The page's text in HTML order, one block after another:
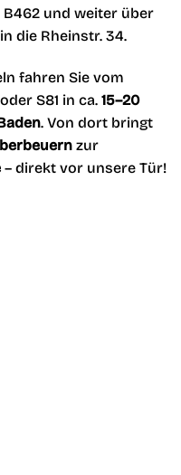
B462 und weiter über
die Rheinstr. 34.
fahren Sie vom
S81 in ca. 15–20
. Von dort bringt
zur
– direkt vor unsere Tür!